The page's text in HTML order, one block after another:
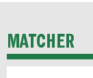
P19
MATCHER